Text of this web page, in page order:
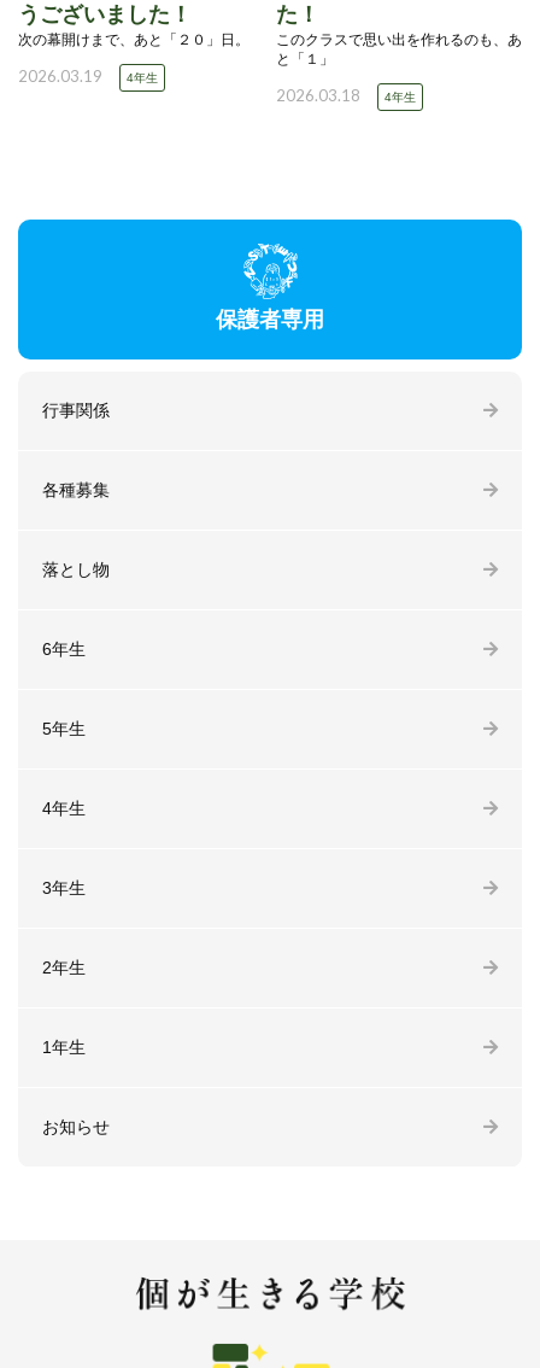
うございました！
次の幕開けまで、あと「２０」日。
2026.03.19 4年生
た！
このクラスで思い出を作れるのも、あ
と「１」
2026.03.18 4年生
保護者専用
行事関係
各種募集
落とし物
6年生
5年生
4年生
3年生
2年生
1年生
お知らせ